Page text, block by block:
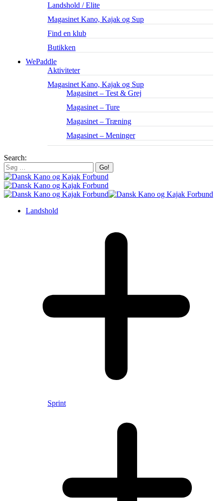
Landshold / Elite
Magasinet Kano, Kajak og Sup
Find en klub
Butikken
WePaddle
Aktiviteter
Magasinet Kano, Kajak og Sup
Magasinet – Test & Grej
Magasinet – Ture
Magasinet – Træning
Magasinet – Meninger
Search:
Landshold
Sprint